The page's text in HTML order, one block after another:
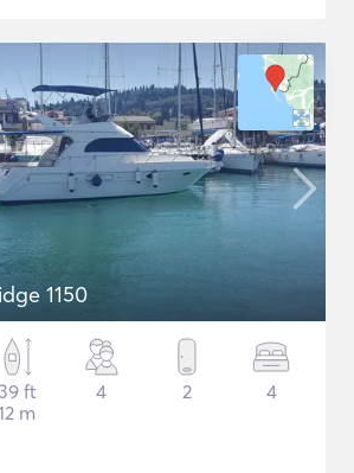
1150
ft
m
4 2 4